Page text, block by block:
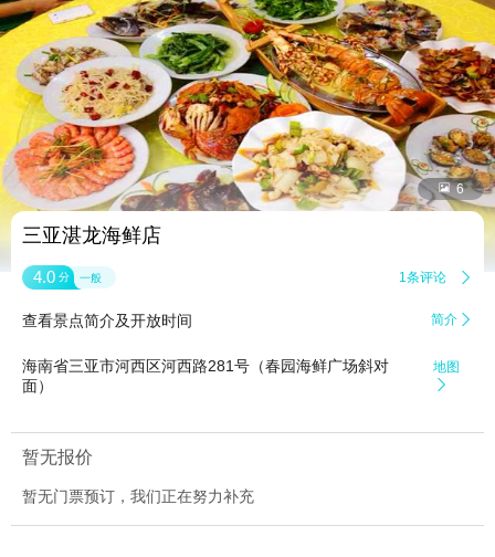
 6
三亚湛龙海鲜店
4.0 分 一般 1条评论 
查看景点简介及开放时间 简介 
海南省三亚市河西区河西路281号（春园海鲜广场斜对
面）
地图

暂无报价
暂无门票预订，我们正在努力补充
